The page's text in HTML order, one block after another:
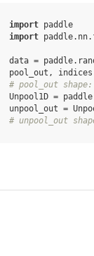
import paddle
import
data = paddle.
pool_out ,
indices
# pool_out
Unpool1D = paddle
unpool_out =
# unpool_out